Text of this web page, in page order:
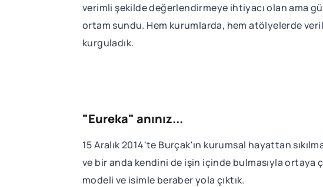
verimli şekilde değerlendirmeye ihtiyacı olan ama
ortam sundu. Hem kurumlarda, hem atölyelerde
kurguladık.
"Eureka" anınız...
15 Aralık 2014'te Burçak'ın kurumsal hayattan
ve bir anda kendini de işin içinde bulmasıyla ortaya
modeli ve isimle beraber yola çıktık.